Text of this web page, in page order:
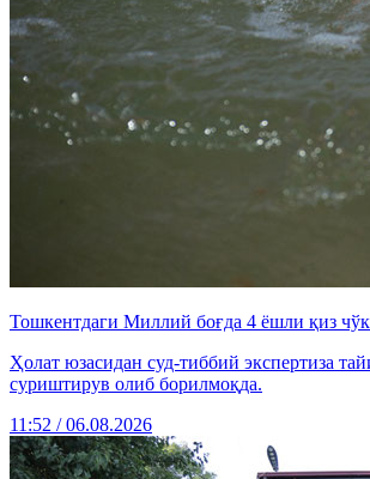
Тошкентдаги Миллий боғда 4 ёшли қиз
Ҳолат юзасидан суд-тиббий экспертиза
суриштирув олиб борилмоқда.
11:52 / 06.08.2026